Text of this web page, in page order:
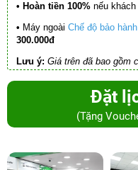
• Hoàn tiền 100% nếu
• Máy ngoài Chế độ bảo hành
300.000đ
Lưu ý: Giá trên đã bao gồm
Đặt
(Tặng